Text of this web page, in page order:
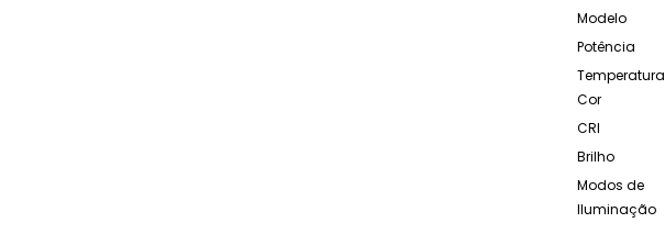
Modelo
Potência
Cor
CRI
Brilho
Modos de
Iluminação